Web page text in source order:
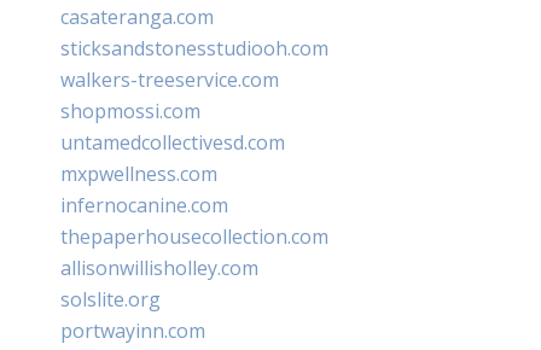
casateranga.com
sticksandstonesstudiooh.com
walkers-treeservice.com
shopmossi.com
untamedcollectivesd.com
mxpwellness.com
infernocanine.com
thepaperhousecollection.com
allisonwillisholley.com
solslite.org
portwayinn.com